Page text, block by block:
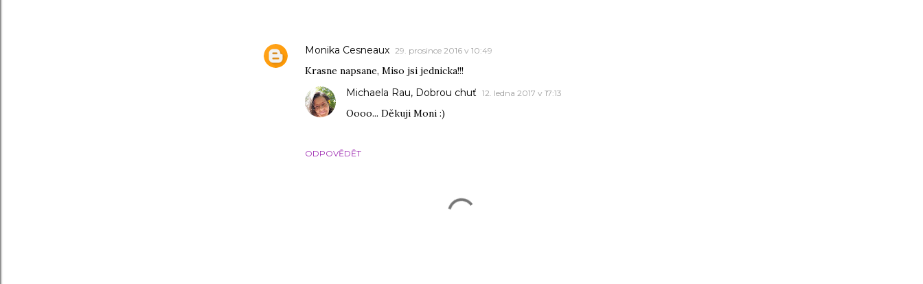
Monika Cesneaux 29. prosince 2016 v 10:49
Krasne napsane, Miso jsi jednicka!!!
ODPOVĚDĚT
Michaela Rau, Dobrou chuť 12. ledna 2017 v 17:13
Oooo... Děkuji Moni :)